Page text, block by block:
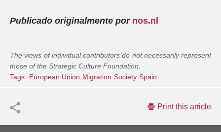
Publicado originalmente por nos.nl
The views of individual contributors do not necessarily represent
those of the Strategic Culture Foundation.
Tags: European Union Migration Society Spain
Print this article